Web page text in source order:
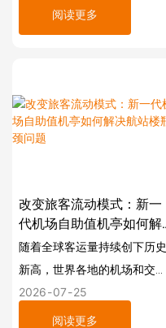
阅读更多
改变旅客流动模式：新一
代机场自助值机亭如何解
决航站楼瓶颈问题
随着全球客运量持续创下历史
新高，世界各地的机场和交通
枢纽正面临着一个严峻的挑
战：如何在不扩大航站楼面积
2026 07 25
阅读更多